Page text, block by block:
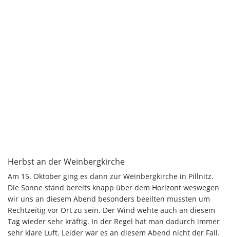
Herbst an der Weinbergkirche
Am 15. Oktober ging es dann zur Weinbergkirche in Pillnitz.
Die Sonne stand bereits knapp über dem Horizont weswegen
wir uns an diesem Abend besonders beeilten mussten um
Rechtzeitig vor Ort zu sein. Der Wind wehte auch an diesem
Tag wieder sehr kräftig. In der Regel hat man dadurch immer
sehr klare Luft. Leider war es an diesem Abend nicht der Fall.